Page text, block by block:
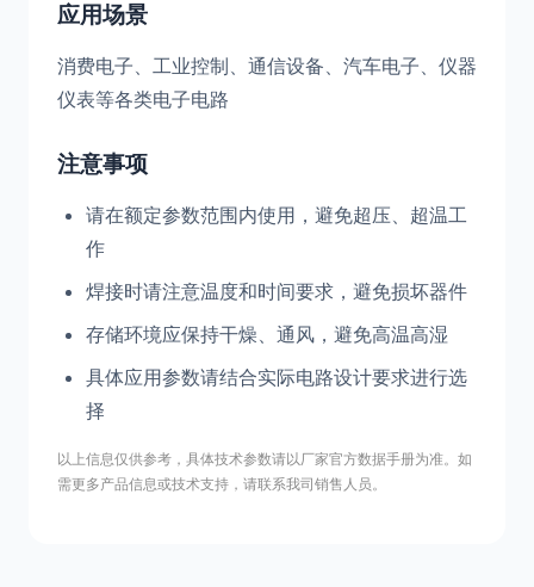
应用场景
消费电子、工业控制、通信设备、汽车电子、仪器
仪表等各类电子电路
注意事项
请在额定参数范围内使用，避免超压、超温工
作
焊接时请注意温度和时间要求，避免损坏器件
存储环境应保持干燥、通风，避免高温高湿
具体应用参数请结合实际电路设计要求进行选
择
以上信息仅供参考，具体技术参数请以厂家官方数据手册为准。如
需更多产品信息或技术支持，请联系我司销售人员。